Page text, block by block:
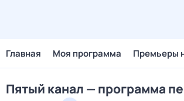
Главная Моя программа Премьеры
Пятый канал — программа